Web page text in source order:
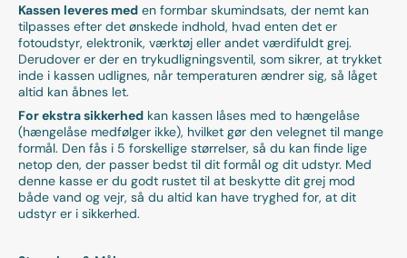
Kassen leveres med en formbar skumindsats, der nemt kan
tilpasses efter det ønskede indhold, hvad enten det er
fotoudstyr, elektronik, værktøj eller andet værdifuldt grej.
Derudover er der en trykudligningsventil, som sikrer, at trykket
inde i kassen udlignes, når temperaturen ændrer sig, så låget
altid kan åbnes let.
For ekstra sikkerhed kan kassen låses med to hængelåse
(hængelåse medfølger ikke), hvilket gør den velegnet til mange
formål. Den fås i 5 forskellige størrelser, så du kan finde lige
netop den, der passer bedst til dit formål og dit udstyr. Med
denne kasse er du godt rustet til at beskytte dit grej mod
både vand og vejr, så du altid kan have tryghed for, at dit
udstyr er i sikkerhed.